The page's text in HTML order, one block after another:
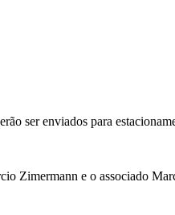
ser enviados para
Zimermann e o associado